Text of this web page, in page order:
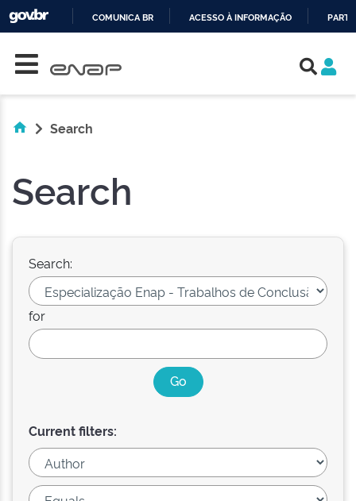
COMUNICA BR ACESSO À INFORMAÇÃO
Search
Search
Search:
for
Current filters: